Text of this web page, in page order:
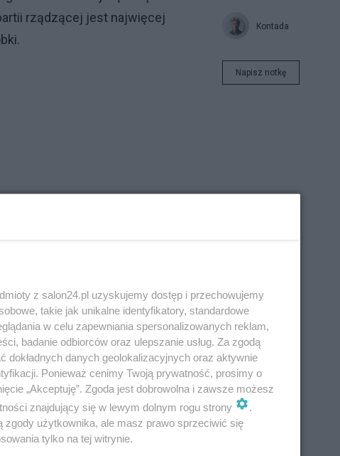
rządzącej jest najwięcej
Kontada
Napisz notkę
z salon24.pl uzyskujemy dostęp i przechowujemy
takie jak unikalne identyfikatory, standardowe
w celu zapewniania spersonalizowanych reklam,
badanie odbiorców oraz ulepszanie usług. Za zgodą
danych geolokalizacyjnych oraz aktywnie
Ponieważ cenimy Twoją prywatność, prosimy o
„Akceptuję”. Zgoda jest dobrowolna i zawsze możesz
znajdujący się w lewym dolnym rogu strony
.
zgody użytkownika, ale masz prawo sprzeciwić się
tylko na tej witrynie.